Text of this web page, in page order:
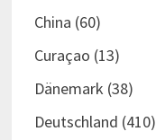
China (60)
Curaçao (13)
Dänemark (38)
Deutschland (410)